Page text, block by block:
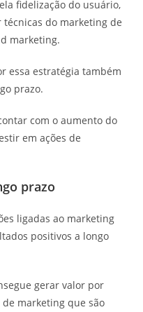
fidelização do usuário,
do marketing de
marketing.
essa estratégia também
prazo.
com o aumento do
em ações de
prazo
ligadas ao marketing
positivos a longo
gerar valor por
de marketing que são